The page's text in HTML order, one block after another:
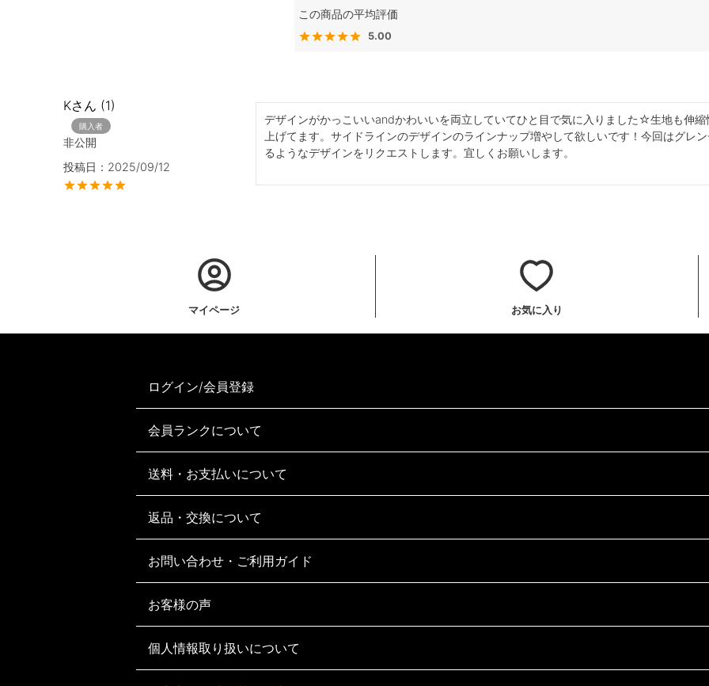
5.00
K
1
購入者
非公開
投稿日
2025/09/12
デザインがかっこいいandかわいいを両立していてひと目で気に入りました☆生地も伸
上げてます。サイドラインのデザインのラインナップ増やして欲しいです！今回はグレ
るようなデザインをリクエストします。宜しくお願いします。
マイページ お気に入り
ログイン/会員登録
会員ランクについて
送料・お支払いについて
返品・交換について
お問い合わせ・ご利用ガイド
お客様の声
個人情報取り扱いについて